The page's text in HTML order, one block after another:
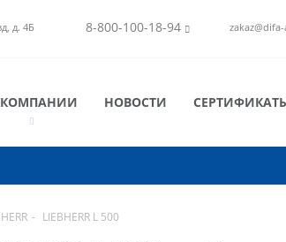
д. 4Б 8-800-100-18-94
НОВОСТИ
- LIEBHERR L 500